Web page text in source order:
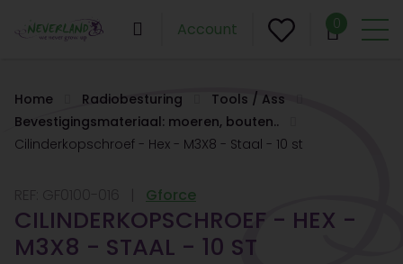
Account 0
Home Radiobesturing
Tools / Ass
Bevestigingsmateriaal: moeren, bouten..
Cilinderkopschroef - Hex - M3X8 - Staal - 10 st
Gforce
CILINDERKOPSCHROEF - HEX -
M3X8 - STAAL - 10 ST